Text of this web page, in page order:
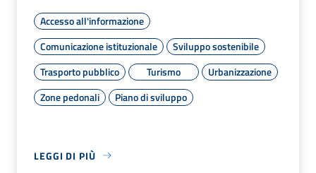
Accesso all'informazione
Comunicazione istituzionale
Sviluppo sostenibile
Trasporto pubblico
Turismo
Urbanizzazione
Zone pedonali
Piano di sviluppo
LEGGI DI PIÙ